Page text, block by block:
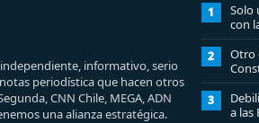
informativo, serio
periodística que hacen otros
CNN Chile, MEGA, ADN
una alianza estratégica.
1
Solo
con
2
Otro
3
a las